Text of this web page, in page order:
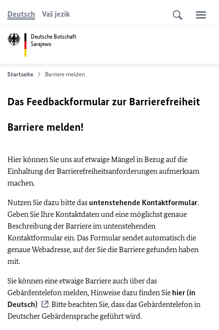
Deutsche Botschaft
Sarajewo
Deutsch Vaš jezik
Startseite Barriere melden
Das Feedbackformular zur Barrierefreiheit
Barriere melden!
Hier können Sie uns auf etwaige Mängel in Bezug auf die
Einhaltung der Barrierefreiheitsanforderungen aufmerksam
machen.
Nutzen Sie dazu bitte das untenstehende Kontaktformular.
Geben Sie Ihre Kontaktdaten und eine möglichst genaue
Beschreibung der Barriere im untenstehenden
Kontaktformular ein. Das Formular sendet automatisch die
genaue Webadresse, auf der Sie die Barriere gefunden haben
mit.
Sie können eine etwaige Barriere auch über das
Gebärdentelefon melden, Hinweise dazu finden Sie hier (in
Deutsch)
. Bitte beachten Sie, dass das Gebärdentelefon in
Deutscher Gebärdensprache geführt wird.